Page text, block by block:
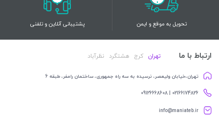
تحویل به موقع و ایمن پشتیبانی آنلاین و تلفنی
ارتباط با ما تهران کرج هشتگرد نظرآباد
تهران،خیابان ولیعصر، نرسیده به سه راه جمهوری، ساختمان رامفر، طبقه 6
02166174826 | 09126668608
info@maniateb.ir